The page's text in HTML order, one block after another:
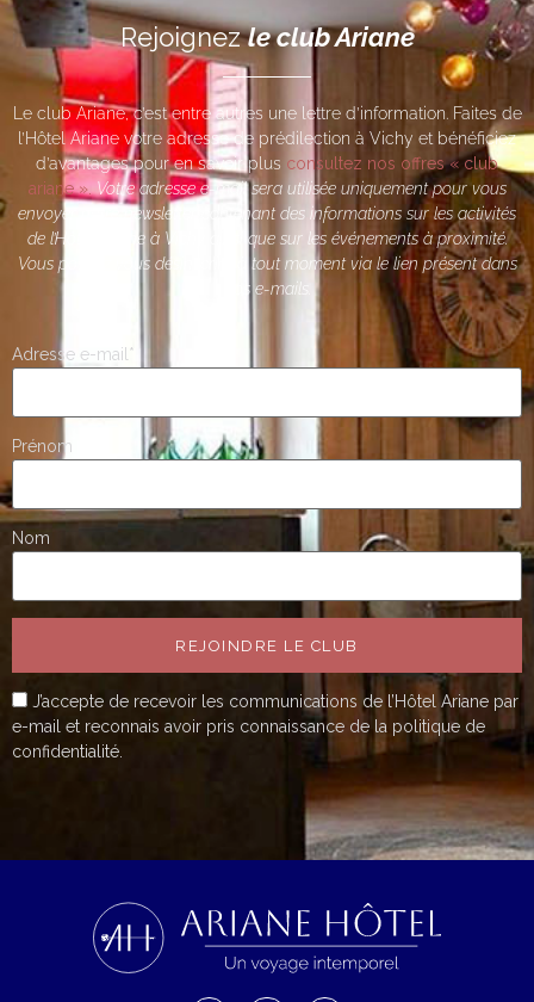
Rejoignezle club Ariane
Le club Ariane, c’est entre autres une lettre d’information. Faites de
l’Hôtel Ariane votre adresse de prédilection à Vichy et bénéficiez
d’avantages pour en savoir plus consultez nos offres « club
ariane ». Votre adresse e-mail sera utilisée uniquement pour vous
envoyer notre newsletter contenant des informations sur les activités
de l’Hôtel Ariane à Vichy ainsi que sur les événements à proximité.
Vous pouvez vous désinscrire à tout moment via le lien présent dans
nos e-mails.
Adresse e-mail*
Prénom
Nom
REJOINDRE LE CLUB
J’accepte de recevoir les communications de l’Hôtel Ariane par
e-mail et reconnais avoir pris connaissance de la politique de
confidentialité.